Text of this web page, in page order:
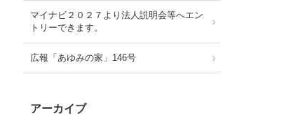
マイナビ２０２７より法人説明会等へエン
トリーできます。
広報「あゆみの家」146号
アーカイブ